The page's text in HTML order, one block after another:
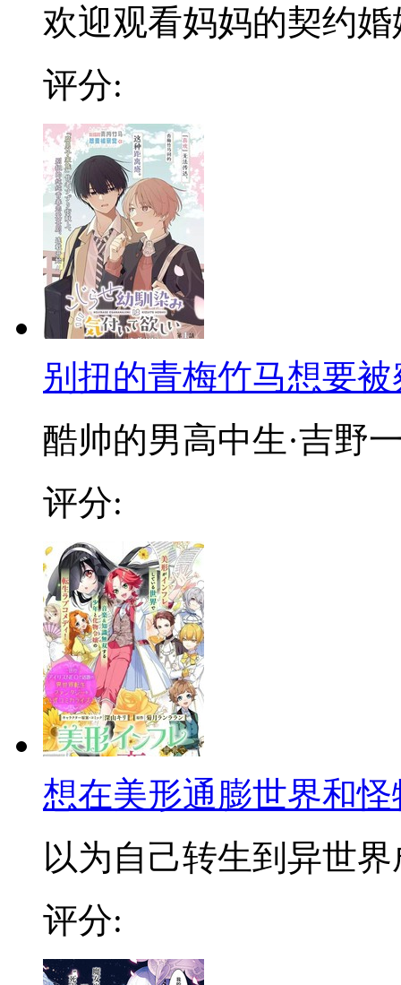
欢迎观看妈妈的契约婚
评分:
别扭的青梅竹马想要被
酷帅的男高中生·吉野
评分:
想在美形通膨世界和
以为自己转生到异世界
评分: